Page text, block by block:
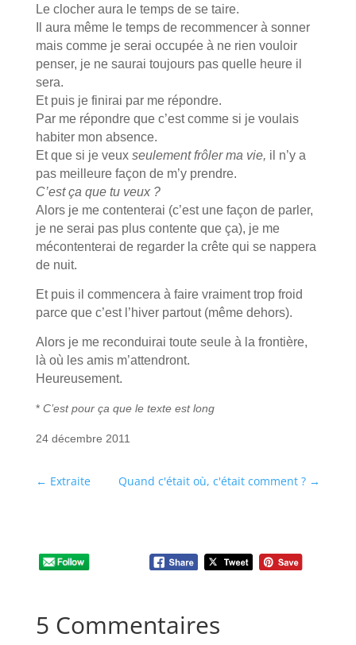
Le clocher aura le temps de se taire.
Il aura même le temps de recommencer à sonner
mais comme je serai occupée à ne rien vouloir
penser, je ne saurai toujours pas quelle heure il
sera.
Et puis je finirai par me répondre.
Par me répondre que c’est comme si je voulais
habiter mon absence.
Et que si je veux seulement frôler ma vie, il n’y a
pas meilleure façon de m’y prendre.
C’est ça que tu veux ?
Alors je me contenterai (c’est une façon de parler,
je ne serai pas plus contente que ça), je me
mécontenterai de regarder la crête qui se nappera
de nuit.
Et puis il commencera à faire vraiment trop froid
parce que c’est l’hiver partout (même dehors).
Alors je me reconduirai toute seule à la frontière,
là où les amis m’attendront.
Heureusement.
* C’est pour ça que le texte est long
24 décembre 2011
← Extraite Quand c'était où, c'était comment ? →
5 Commentaires